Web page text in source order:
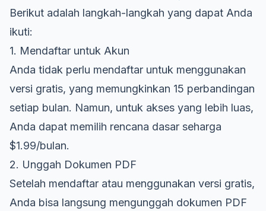
Berikut adalah langkah-langkah yang dapat Anda
ikuti:
1. Mendaftar untuk Akun
Anda tidak perlu mendaftar untuk menggunakan
versi gratis, yang memungkinkan 15 perbandingan
setiap bulan. Namun, untuk akses yang lebih luas,
Anda dapat memilih rencana dasar seharga
$1.99/bulan.
2. Unggah Dokumen PDF
Setelah mendaftar atau menggunakan versi gratis,
Anda bisa langsung mengunggah dokumen PDF